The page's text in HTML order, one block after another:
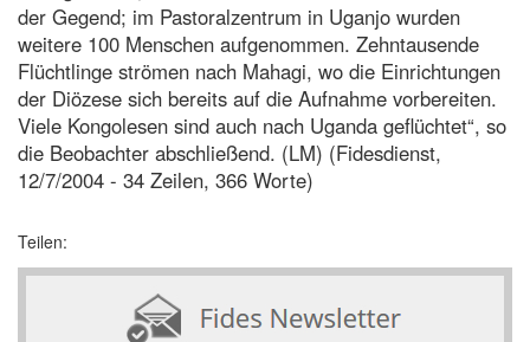
der Gegend; im Pastoralzentrum in Uganjo wurden
weitere 100 Menschen aufgenommen. Zehntausende
Flüchtlinge strömen nach Mahagi, wo die Einrichtungen
der Diözese sich bereits auf die Aufnahme vorbereiten.
Viele Kongolesen sind auch nach Uganda geflüchtet“, so
die Beobachter abschließend. (LM) (Fidesdienst,
12/7/2004 - 34 Zeilen, 366 Worte)
Teilen: